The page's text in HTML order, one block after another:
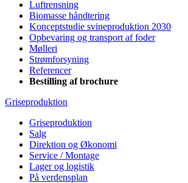
Luftrensning
Biomasse håndtering
Konceptstudie svineproduktion 2030
Opbevaring og transport af foder
Mølleri
Strømforsyning
Referencer
Bestilling af brochure
Griseproduktion
Griseproduktion
Salg
Direktion og Økonomi
Service / Montage
Lager og logistik
På verdensplan